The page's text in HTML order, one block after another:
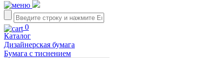
0
Каталог
Дизайнерская бумага
Бумага с тиснением